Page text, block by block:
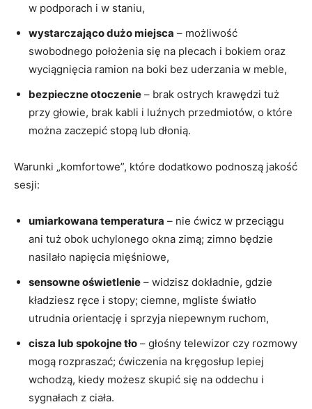
w podporach i w staniu,
wystarczająco dużo miejsca – możliwość
swobodnego położenia się na plecach i bokiem oraz
wyciągnięcia ramion na boki bez uderzania w meble,
bezpieczne otoczenie – brak ostrych krawędzi tuż
przy głowie, brak kabli i luźnych przedmiotów, o które
można zaczepić stopą lub dłonią.
Warunki „komfortowe”, które dodatkowo podnoszą jakość
sesji:
umiarkowana temperatura – nie ćwicz w przeciągu
ani tuż obok uchylonego okna zimą; zimno będzie
nasilało napięcia mięśniowe,
sensowne oświetlenie – widzisz dokładnie, gdzie
kładziesz ręce i stopy; ciemne, mgliste światło
utrudnia orientację i sprzyja niepewnym ruchom,
cisza lub spokojne tło – głośny telewizor czy rozmowy
mogą rozpraszać; ćwiczenia na kręgosłup lepiej
wchodzą, kiedy możesz skupić się na oddechu i
sygnałach z ciała.